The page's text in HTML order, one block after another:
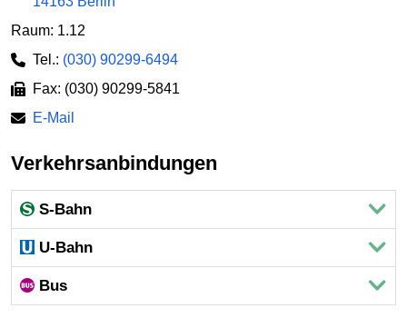
Raum: 1.12
Tel.: (030) 90299-6494
Fax: (030) 90299-5841
E-Mail
Verkehrsanbindungen
S-Bahn
U-Bahn
Bus